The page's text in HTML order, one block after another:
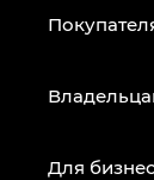
Для